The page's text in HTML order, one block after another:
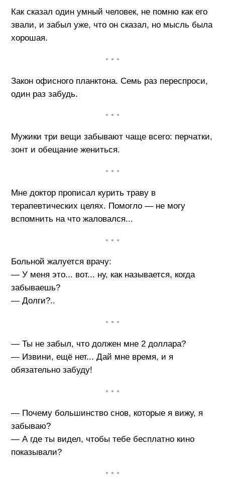
Как сказал один умный человек, не помню как его
звали, и забыл уже, что он сказал, но мысль была
хорошая.
• • •
Закон офисного планктона. Семь раз переспроси,
один раз забудь.
• • •
Мужики три вещи забывают чаще всего: перчатки,
зонт и обещание жениться.
• • •
Мне доктор прописал курить траву в
терапевтических целях. Помогло — не могу
вспомнить на что жаловался...
• • •
Больной жалуется врачу:
— У меня это... вот... ну, как называется, когда
забываешь?
— Долги?..
• • •
— Ты не забыл, что должен мне 2 доллара?
— Извини, ещё нет... Дай мне время, и я
обязательно забуду!
• • •
— Почему большинство снов, которые я вижу, я
забываю?
— А где ты видел, чтобы тебе бесплатно кино
показывали?
• • •